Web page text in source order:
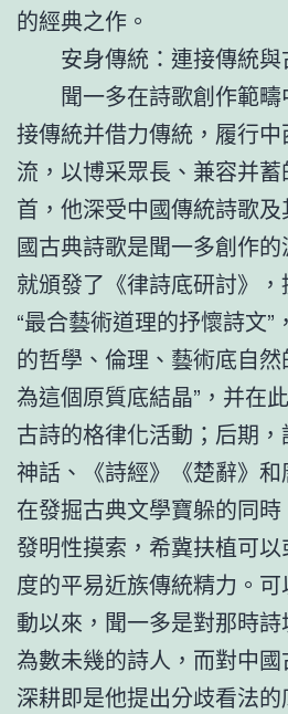
的經典之作。
安身傳統：連接傳統
聞一多在詩歌創作範
接傳統并借力傳統，履行
流，以博采眾長、兼容并
首，他深受中國傳統詩歌
國古典詩歌是聞一多創作
就頒發了《律詩底研討》
“最合藝術道理的抒懷詩文”
的哲學、倫理、藝術底自
為這個原質底結晶”，并在
古詩的格律化活動；后期
神話、《詩經》《楚辭》和
在發掘古典文學寶躲的同
發明性摸索，希冀扶植可
度的平易近族傳統精力。
動以來，聞一多是對那時
為數未幾的詩人，而對中
深耕即是他提出分歧看法